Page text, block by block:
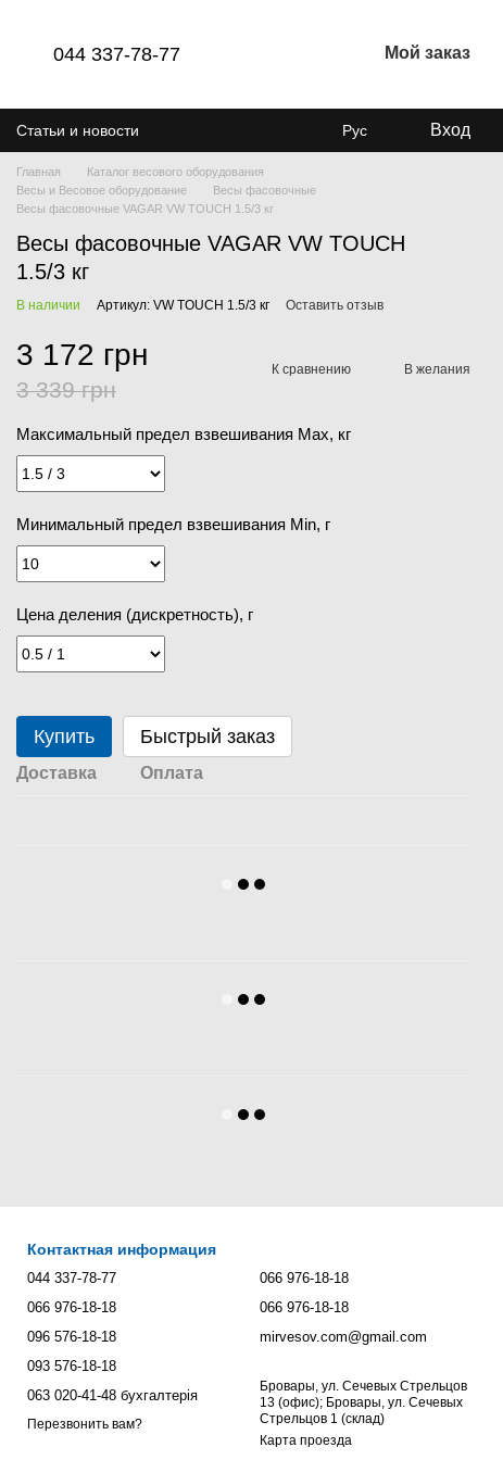
044 337-78-77 Мой заказ
Статьи и новости
Рус Вход
Главная
Каталог весового оборудования
Весы и Весовое оборудование
Весы фасовочные
Весы фасовочные VAGAR VW TOUCH 1.5/3 кг
Весы фасовочные VAGAR VW TOUCH
1.5/3 кг
В наличии Артикул: VW TOUCH 1.5/3 кг Оставить отзыв
3 172 грн
3 339 грн
К сравнению В желания
Максимальный предел взвешивания Мах, кг
Минимальный предел взвешивания Min, г
Цена деления (дискретность), г
Купить Быстрый заказ
Доставка Оплата
Контактная информация
044 337-78-77
066 976-18-18
096 576-18-18
093 576-18-18
063 020-41-48 бухгалтерія
Перезвонить вам?
066 976-18-18
066 976-18-18
mirvesov.com@gmail.com
Бровары, ул. Сечевых Стрельцов
13 (офис); Бровары, ул. Сечевых
Стрельцов 1 (склад)
Карта проезда